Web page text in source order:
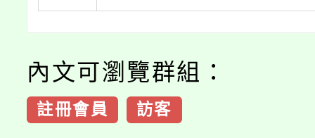
內文可瀏覽群組：
註冊會員 訪客